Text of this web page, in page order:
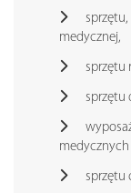
medycznej,
sprzętu
sprzętu
sprzętu